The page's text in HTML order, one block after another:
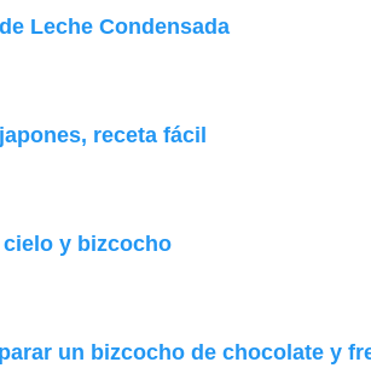
Leche Condensada
receta fácil
y bizcocho
un bizcocho de chocolate y